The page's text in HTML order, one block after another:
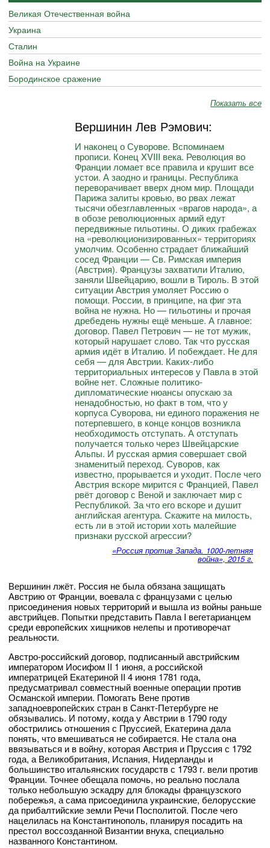
Великая Отечественная война
Украина
Сталин
Война на Украине
Бородинское сражение
Показать все
Вершинин Лев Рэмович:
И наконец о Суворове. Вспоминаем
прописи. Конец XVIII века. Революция во
Франции ломает все правила и крушит все
устои. А заодно и границы. Республика
переворачивает вверх дном мир. Площади
Парижа залиты кровью, во рвах лежат
тысячи обезглавленных «врагов народа», а
в обозе революционных армий едут
передвижные гильотины. О диких грабежах
на «революционизированных» территориях
умолчим. Особенно страдает ближайший
сосед Франции — Св. Римская империя
(Австрия). Французы захватили Италию,
заняли Швейцарию, вошли в Тироль. В этой
ситуации Австрия умоляет Россию о
помощи. России, в принципе, на фиг эта
война не нужна. Но — гильотины и прочая
дребедень нужны ещё меньше. А главное:
договор. Павел Петрович — не тот мужик,
который нарушает слово. Так что русская
армия идёт в Италию. И побеждает. Не для
себя — для Австрии. Каких-либо
территориальных интересов у Павла в этой
войне нет. Сложные политико-
дипломатические нюансы опускаю за
ненадобностью, но факт в том, что у
корпуса Суворова, ни единого поражения не
потерпевшего, в конце концов возникла
необходимость отступать. А отступать
получается только через Швейцарские
Альпы. И русская армия совершает свой
знаменитый переход. Суворов, как
известно, прорывается и уходит. После чего
Австрия вскоре мирится с Францией, Павел
рвёт договор с Веной и заключает мир с
Республикой. За что его вскоре и душит
английская агентура. Скажите на милость,
есть ли в этой истории хоть малейшие
признаки русской агрессии?
«Россия против Запада. 1000-летняя
война», 2015 г.
Вершинин лжёт. Россия не была обязана защищать
Австрию от Франции, воевала с французами с целью
присоединения новых территорий и вышла из войны раньше
австрийцев. Попытки представить Павла I вегетарианцем
среди европейских хищников нелепы и противоречат
реальности.
Австро-российский договор, подписанный австрийским
императором Иосифом II 1 июня, а российской
императрицей Екатериной II 4 июня 1781 года,
предусматривал совместный военные операции против
Османской империи. Помогать Вене против
западноевропейских стран в Санкт-Петербурге не
обязывались. И потому, когда у Австрии в 1790 году
обострились отношения с Пруссией, Екатерина дала
понять, что вмешиваться не собирается. Не стала она
ввязываться и в войну, которая Австрия и Пруссия с 1792
года, а Великобритания, Испания, Нидерланды и
большинство итальянских государств с 1793 г. вели против
Франции. Точнее обещала помочь, но реально послала
только небольшую эскадру для блокады французского
побережья, а сама присоединила украинские, белорусские
да прибалтийские земли Речи Посполитой. После чего
нацелилась на Константинополь, планируя посадить на
престол воссозданной Византии внука, специально
названного Константином.